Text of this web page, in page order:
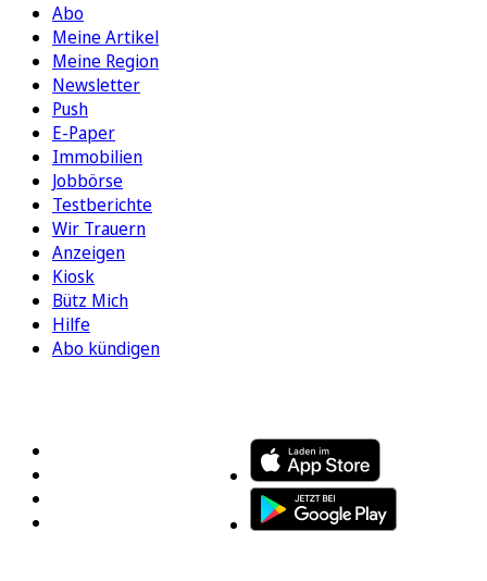
Abo
Meine Artikel
Meine Region
Newsletter
Push
E-Paper
Immobilien
Jobbörse
Testberichte
Wir Trauern
Anzeigen
Kiosk
Bütz Mich
Hilfe
Abo kündigen